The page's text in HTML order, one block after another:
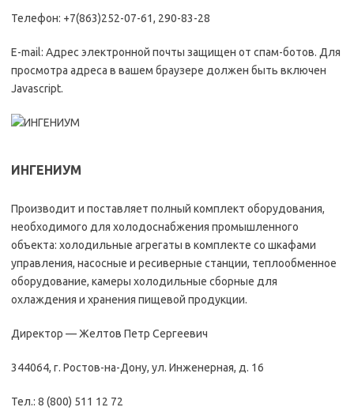
Телефон: +7(863)252-07-61, 290-83-28
E-mail: Адрес электронной почты защищен от спам-ботов. Для
просмотра адреса в вашем браузере должен быть включен
Javascript.
ИНГЕНИУМ
Производит и поставляет полный комплект оборудования,
необходимого для холодоснабжения промышленного
объекта: холодильные агрегаты в комплекте со шкафами
управления, насосные и ресиверные станции, теплообменное
оборудование, камеры холодильные сборные для
охлаждения и хранения пищевой продукции.
Директор — Желтов Петр Сергеевич
344064, г. Ростов-на-Дону, ул. Инженерная, д. 16
Тел.: 8 (800) 511 12 72